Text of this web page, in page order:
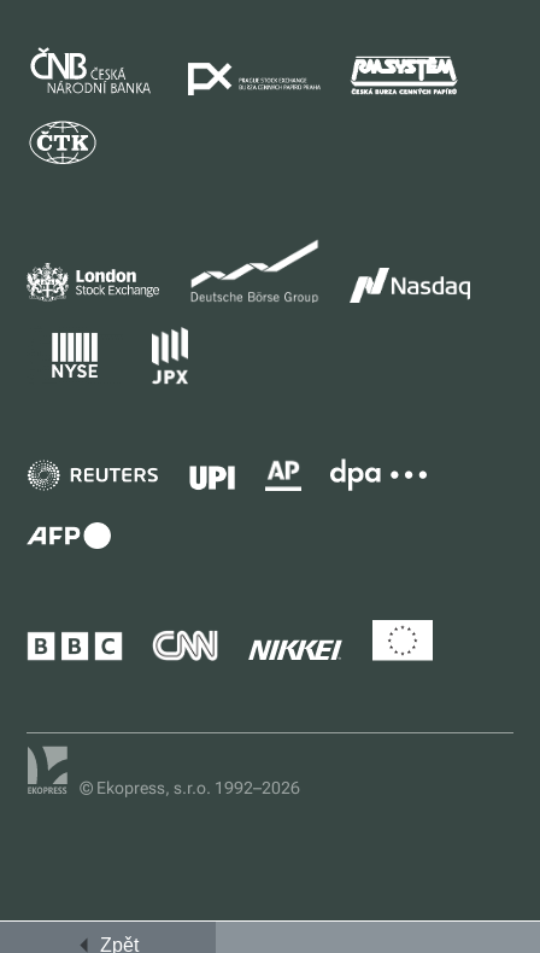
© Ekopress, s.r.o. 1992–2026
Zpět